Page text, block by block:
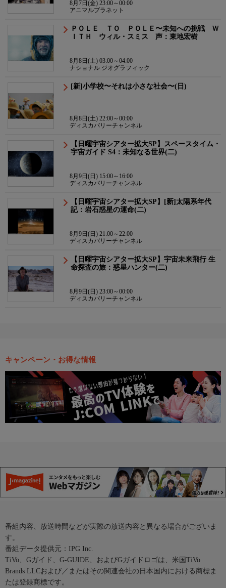
8月7日(金) 23:00～00:00
アニマルプラネット
ＰＯＬＥ ＴＯ ＰＯＬＥ〜未知への挑戦 Ｗ
ＩＴＨ ウィル・スミス 声：東地宏樹
8月8日(土) 03:00～04:00
ナショナル ジオグラフィック
[新]小学校〜それは小さな社会〜(日)
8月8日(土) 22:00～00:00
ディスカバリーチャンネル
【日曜宇宙シアター拡大SP】スペースタイム・
宇宙ガイド S4：未知なる世界(二)
8月9日(日) 15:00～16:00
ディスカバリーチャンネル
【日曜宇宙シアター拡大SP】[新]太陽系年代
記：岩石惑星の運命(二)
8月9日(日) 21:00～22:00
ディスカバリーチャンネル
【日曜宇宙シアター拡大SP】宇宙未来飛行 生
命探査の旅：惑星ハンター(二)
8月9日(日) 23:00～00:00
ディスカバリーチャンネル
キャンペーン・お得な情報
番組内容、放送時間などが実際の放送内容と異なる場合がございま
す。
番組データ提供元：IPG Inc.
TiVo、Gガイド、G-GUIDE、およびGガイドロゴは、米国TiVo
Brands LLCおよび／またはその関連会社の日本国内における商標ま
たは登録商標です。